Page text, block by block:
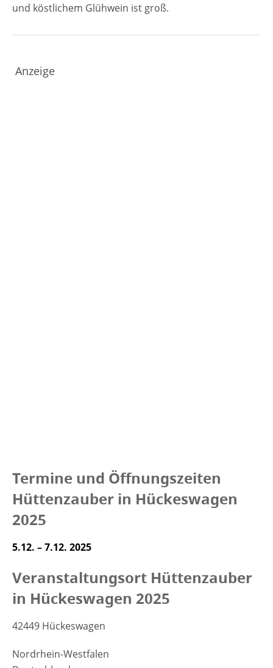
und köstlichem Glühwein ist groß.
Anzeige
Termine und Öffnungszeiten
Hüttenzauber in Hückeswagen
2025
5.12. – 7.12. 2025
Veranstaltungsort Hüttenzauber
in Hückeswagen 2025
42449 Hückeswagen
Nordrhein-Westfalen